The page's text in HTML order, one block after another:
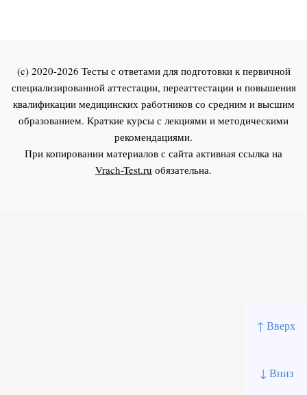
↑ Вверх
↓ Вниз
(c) 2020-2026 Тесты с ответами для подготовки к первичной
специализированной аттестации, переаттестации и повышения
квалификации медицинских работников со средним и высшим
образованием. Краткие курсы с лекциями и методическими
рекомендациями.
При копировании материалов с сайта активная ссылка на
Vrach-Test.ru обязательна.